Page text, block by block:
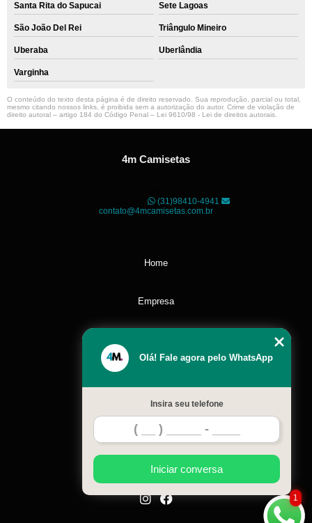
Santa Rita do Sapucai Sete Lagoas
São João Del Rei Triângulo Mineiro
Uberaba Uberlândia
Varginha
O conteúdo do texto desta página é de direito reservado. Sua reprodução, parcial ou total,
mesmo citando nossos links, é proibida sem a autorização do autor. Crime de violação de
direito autoral – artigo 184 do Código Penal – Lei 9610/98 - Lei de direitos autorais
4m Camisetas
(31)98410-4941
contato@4mcamisetas.com.br
Home
Empresa
Contato
Mapa do site
1
Olá! Fale agora pelo WhatsApp
Insira seu telefone
Iniciar conversa